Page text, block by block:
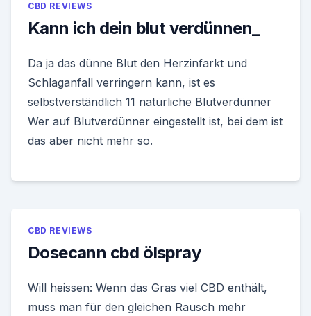
CBD REVIEWS
Kann ich dein blut verdünnen_
Da ja das dünne Blut den Herzinfarkt und
Schlaganfall verringern kann, ist es
selbstverständlich 11 natürliche Blutverdünner
Wer auf Blutverdünner eingestellt ist, bei dem ist
das aber nicht mehr so.
CBD REVIEWS
Dosecann cbd ölspray
Will heissen: Wenn das Gras viel CBD enthält,
muss man für den gleichen Rausch mehr